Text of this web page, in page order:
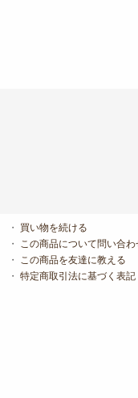
・ 買い物を続ける
・ この商品について問い合わ
・ この商品を友達に教える
・ 特定商取引法に基づく表